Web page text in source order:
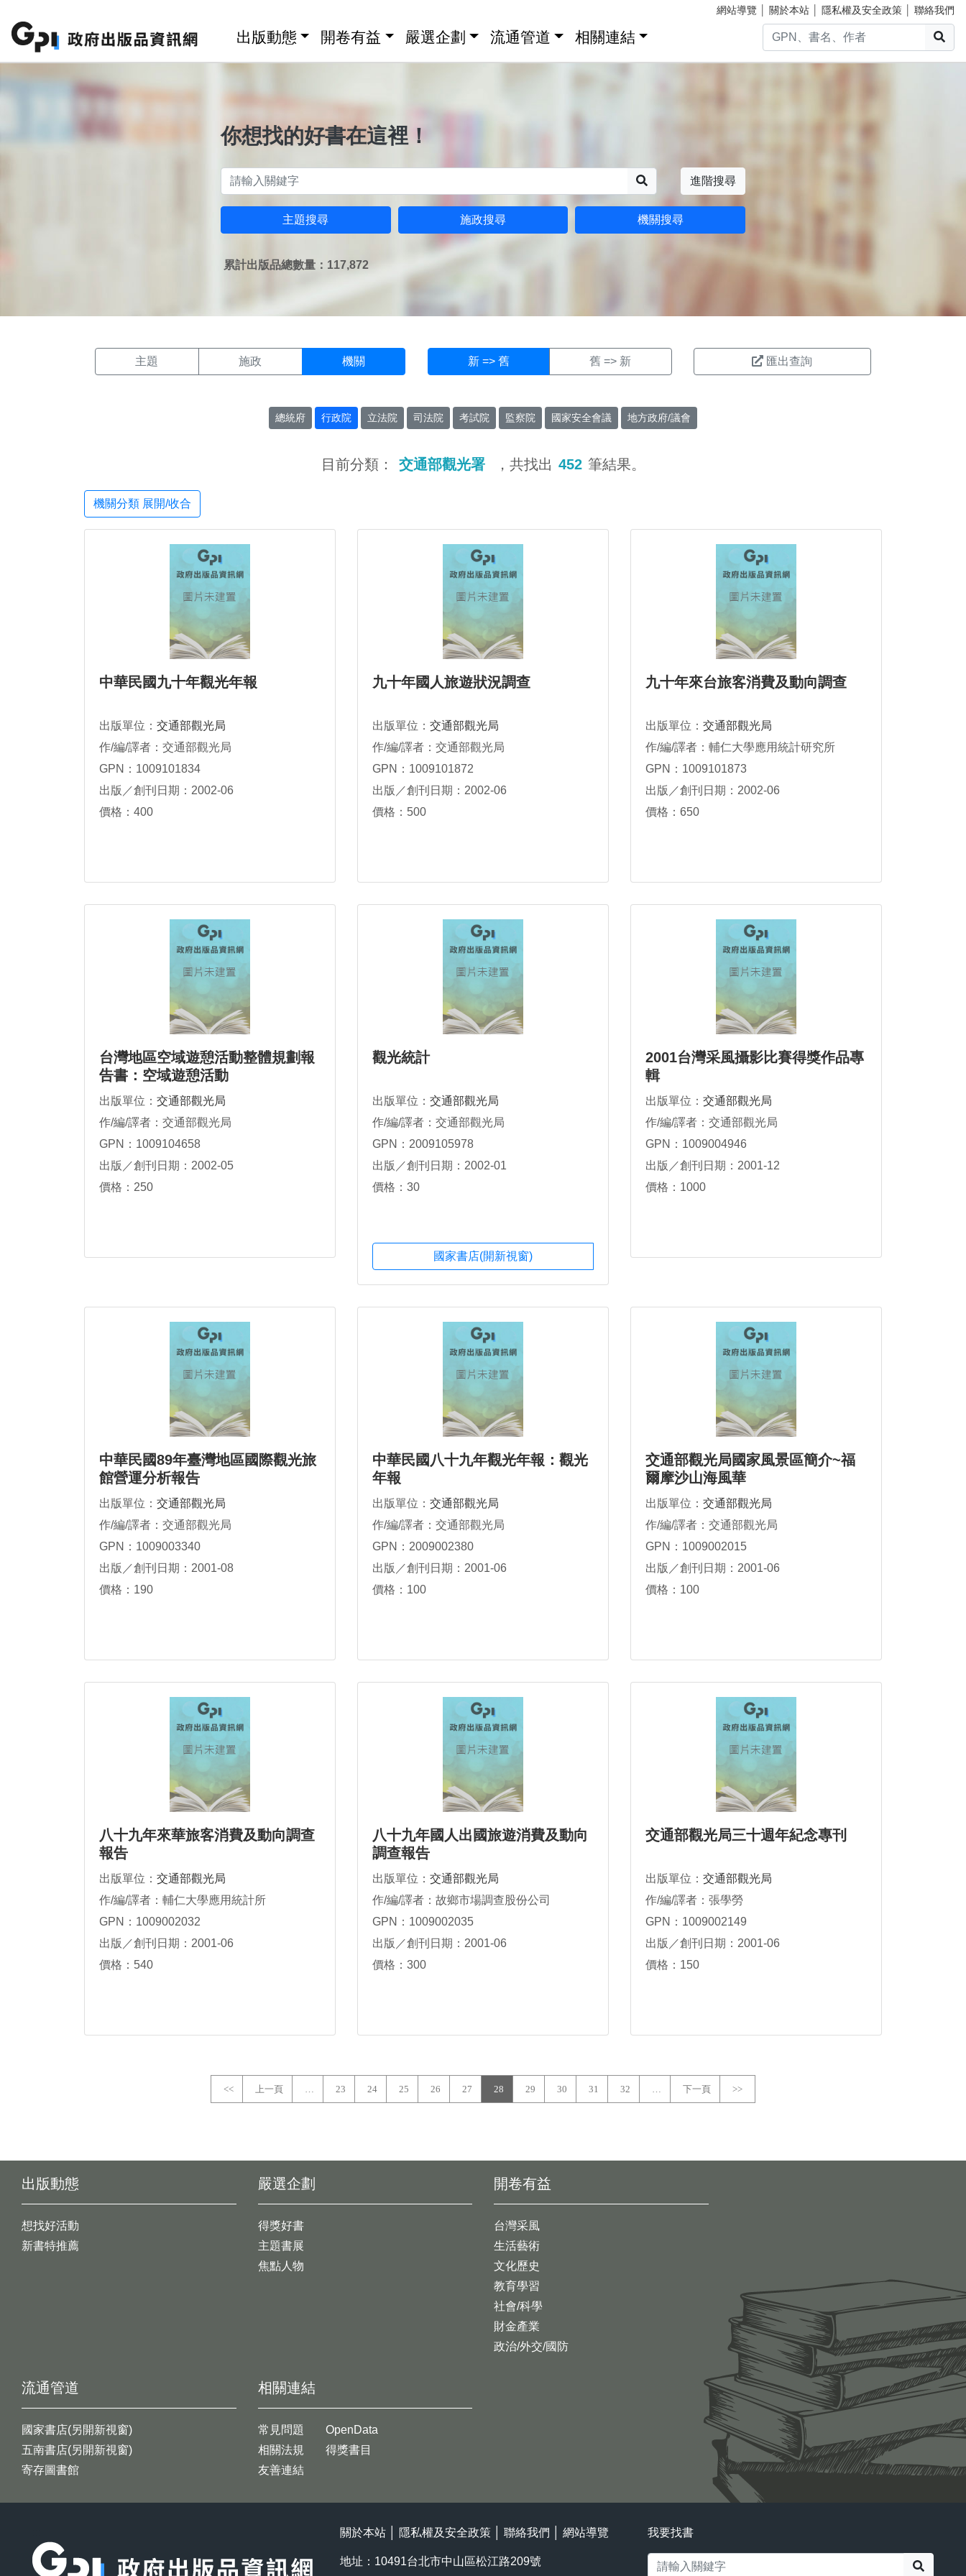
網站導覽 關於本站 隱私權及安全政策 聯絡我們
出版動態 開卷有益 嚴選企劃 流通管道 相關連結
你想找的好書在這裡！
進階搜尋
主題搜尋 施政搜尋 機關搜尋
累計出版品總數量：117,872
主題 施政 機關 新 => 舊 舊 => 新 匯出查詢
總統府 行政院 立法院 司法院 考試院 監察院 國家安全會議 地方政府/議會
目前分類： 交通部觀光署 ，共找出 452 筆結果。
機關分類 展開/收合
中華民國九十年觀光年報
出版單位： 交通部觀光局
作/編/譯者：交通部觀光局
GPN：1009101834
出版／創刊日期：2002-06
價格：400
九十年國人旅遊狀況調查
出版單位： 交通部觀光局
作/編/譯者：交通部觀光局
GPN：1009101872
出版／創刊日期：2002-06
價格：500
九十年來台旅客消費及動向調查
出版單位： 交通部觀光局
作/編/譯者：輔仁大學應用統計研究所
GPN：1009101873
出版／創刊日期：2002-06
價格：650
台灣地區空域遊憩活動整體規劃報
告書：空域遊憩活動
出版單位： 交通部觀光局
作/編/譯者：交通部觀光局
GPN：1009104658
出版／創刊日期：2002-05
價格：250
觀光統計
出版單位： 交通部觀光局
作/編/譯者：交通部觀光局
GPN：2009105978
出版／創刊日期：2002-01
價格：30
國家書店(開新視窗)
2001台灣采風攝影比賽得獎作品專
輯
出版單位： 交通部觀光局
作/編/譯者：交通部觀光局
GPN：1009004946
出版／創刊日期：2001-12
價格：1000
中華民國89年臺灣地區國際觀光旅
館營運分析報告
出版單位： 交通部觀光局
作/編/譯者：交通部觀光局
GPN：1009003340
出版／創刊日期：2001-08
價格：190
中華民國八十九年觀光年報：觀光
年報
出版單位： 交通部觀光局
作/編/譯者：交通部觀光局
GPN：2009002380
出版／創刊日期：2001-06
價格：100
交通部觀光局國家風景區簡介~福
爾摩沙山海風華
出版單位： 交通部觀光局
作/編/譯者：交通部觀光局
GPN：1009002015
出版／創刊日期：2001-06
價格：100
八十九年來華旅客消費及動向調查
報告
出版單位： 交通部觀光局
作/編/譯者：輔仁大學應用統計所
GPN：1009002032
出版／創刊日期：2001-06
價格：540
八十九年國人出國旅遊消費及動向
調查報告
出版單位： 交通部觀光局
作/編/譯者：故鄉市場調查股份公司
GPN：1009002035
出版／創刊日期：2001-06
價格：300
交通部觀光局三十週年紀念專刊
出版單位： 交通部觀光局
作/編/譯者：張學勞
GPN：1009002149
出版／創刊日期：2001-06
價格：150
<< 上一頁 … 23 24 25 26 27 28 29 30 31 32 … 下一頁 >>
出版動態
想找好活動
新書特推薦
開卷有益
台灣采風
生活藝術
文化歷史
教育學習
社會/科學
財金產業
政治/外交/國防
嚴選企劃
得獎好書
主題書展
焦點人物
流通管道
國家書店(另開新視窗)
五南書店(另開新視窗)
寄存圖書館
相關連結
常見問題
相關法規
友善連結
OpenData
得獎書目
關於本站 隱私權及安全政策 聯絡我們 網站導覽
地址：10491台北市中山區松江路209號
我要找書